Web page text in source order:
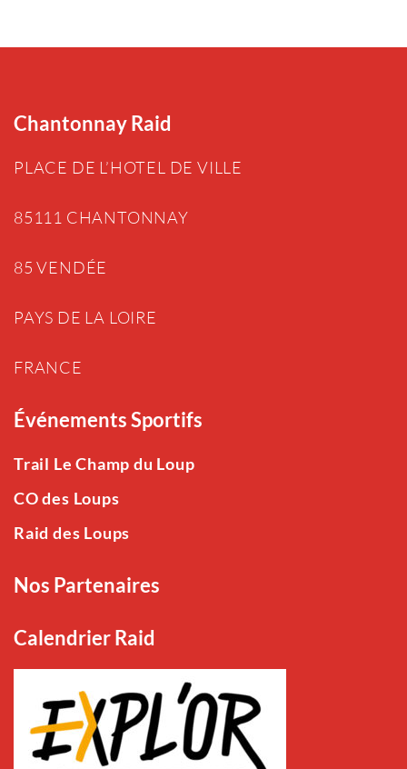
Chantonnay Raid
PLACE DE L’HOTEL DE VILLE
85111 CHANTONNAY
85 VENDÉE
PAYS DE LA LOIRE
FRANCE
Événements Sportifs
Trail Le Champ du Loup
CO des Loups
Raid des Loups
Nos Partenaires
Calendrier Raid